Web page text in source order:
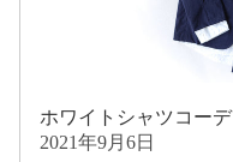
ホワイトシャツコーデ
2021年9月6日